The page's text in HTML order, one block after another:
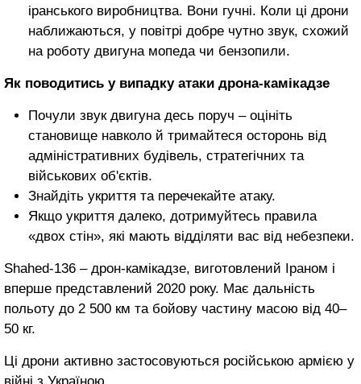
іранського виробництва. Вони гучні. Коли ці дрони
наближаються, у повітрі добре чутно звук, схожий
на роботу двигуна мопеда чи бензопили.
Як поводитись у випадку атаки дрона-камікадзе
Почули звук двигуна десь поруч – оцініть
становище навколо й тримайтеся осторонь від
адміністративних будівель, стратегічних та
військових об'єктів.
Знайдіть укриття та перечекайте атаку.
Якщо укриття далеко, дотримуйтесь правила
«двох стін», які мають відділяти вас від небезпеки.
Shahed-136 – дрон-камікадзе, виготовлений Іраном і
вперше представлений 2020 року. Має дальність
польоту до 2 500 км та бойову частину масою від 40–
50 кг.
Ці дрони активно застосовуються російською армією у